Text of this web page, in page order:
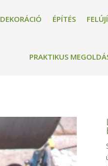
DEKORÁCIÓ ÉPÍTÉS
PRAKTIKUS